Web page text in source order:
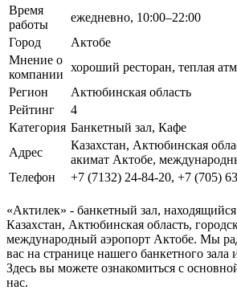
Время
работы
ежедневно, 10:00–22:00
Город
Актобе
Мнение о
компании
хороший ресторан, теплая
Регион
Актюбинская область
Рейтинг
4
Категория Банкетный зал, Кафе
Адрес
Казахстан, Актюбинская
акимат Актобе,
Телефон
+7 (7132) 24-84-20, +7 (705)
«Актилек» - банкетный зал,
Казахстан, Актюбинская область,
международный аэропорт Актобе. Мы
вас на странице нашего банкетного зала
Здесь вы можете ознакомиться с
нас.